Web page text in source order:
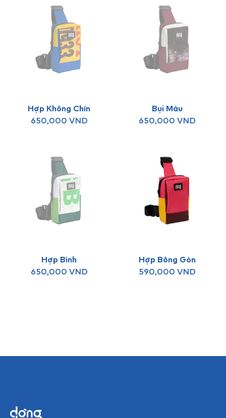
Hợp Không Chín
650,000 VND
Bụi Màu
650,000 VND
Hợp Bình
650,000 VND
Hợp Bông Gòn
590,000 VND